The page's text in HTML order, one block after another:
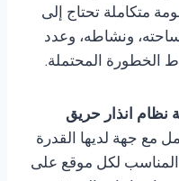
متكاملة تحتاج إلى
ونشاطه، وعدد
الخطورة المحتملة.
نظام انذار حريق
مع جهة لديها القدرة
لكل موقع على